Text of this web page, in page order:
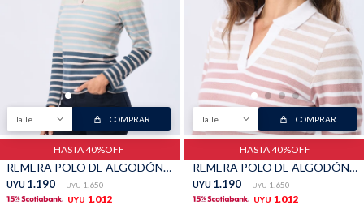
Talle COMPRAR
HASTA 40%OFF
REMERA POLO DE ALGODÓN - Beige
UYU 1.190 UYU 1.650
UYU 1.012
Talle COMPRAR
HASTA 40%OFF
REMERA POLO DE ALGODÓN - Blanco
UYU 1.190 UYU 1.650
UYU 1.012